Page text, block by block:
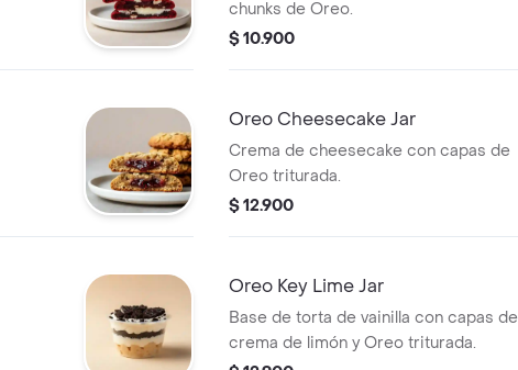
chunks de Oreo.
$ 10.900
Oreo Cheesecake Jar
Crema de cheesecake con capas de
Oreo triturada.
$ 12.900
Oreo Key Lime Jar
Base de torta de vainilla con capas de
crema de limón y Oreo triturada.